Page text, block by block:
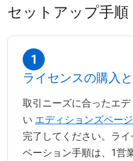
セットアップ手順
1
ライセンスの購入
取引ニーズに合ったエ
い エディションズページ
完了してください。ラ
ベーション手順は、1営